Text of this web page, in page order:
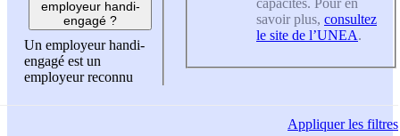
employeur handi-
engagé ?
Un employeur handi-
engagé est un
employeur reconnu
savoir plus, consultez
le site de l’UNEA.
Appliquerles filtres